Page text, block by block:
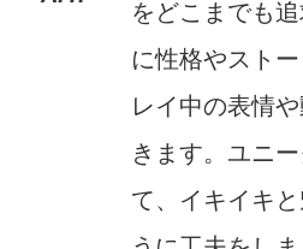
をどこまでも
に性格やスト
レイ中の表情
きます。ユニ
て、イキイキ